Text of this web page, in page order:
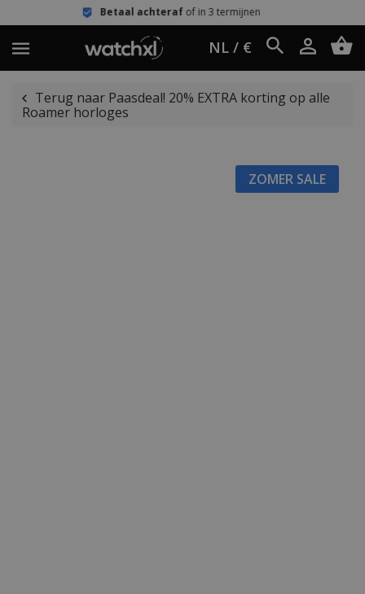
Betaal achteraf of in 3 termijnen
NL / €
Terug naar Paasdeal! 20% EXTRA korting op alle
Roamer horloges
ZOMER SALE